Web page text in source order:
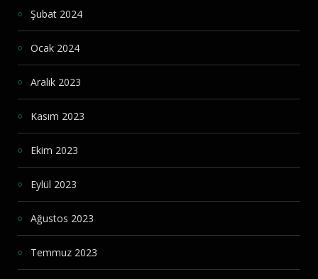
Şubat 2024
Ocak 2024
Aralık 2023
Kasım 2023
Ekim 2023
Eylül 2023
Ağustos 2023
Temmuz 2023